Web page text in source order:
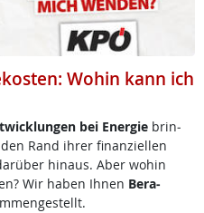
Wohin kann ich
bei En­er­giebrin­
Rand ih­rer fi­nan­zi­el­len
hin­aus. Aber wo­hin
Wir ha­ben Ih­nen Be­ra­